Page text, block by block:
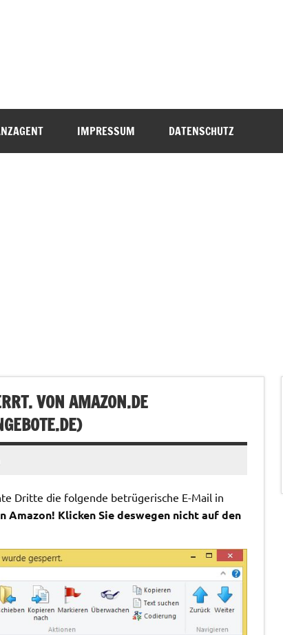
IMPRESSUM DATENSCHUTZ
VON AMAZON.DE
)
Dritte die folgende betrügerische E-Mail in
Amazon! Klicken Sie deswegen nicht auf den